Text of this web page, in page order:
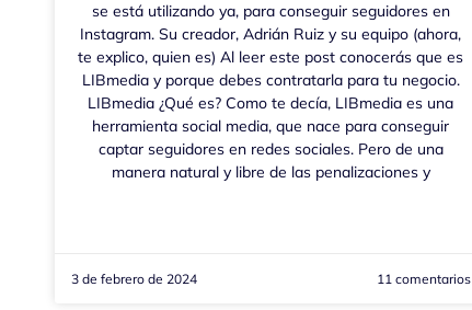
se está utilizando ya, para conseguir seguidores en
Instagram. Su creador, Adrián Ruiz y su equipo (ahora,
te explico, quien es) Al leer este post conocerás que es
LIBmedia y porque debes contratarla para tu negocio.
LIBmedia ¿Qué es? Como te decía, LIBmedia es una
herramienta social media, que nace para conseguir
captar seguidores en redes sociales. Pero de una
manera natural y libre de las penalizaciones y
3 de febrero de 2024 11 comentarios